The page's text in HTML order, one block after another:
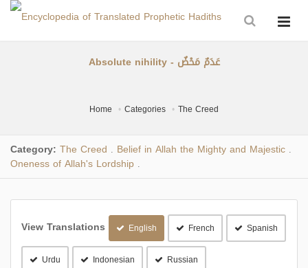
Absolute nihility - عَدَمٌ مَحْضٌ
Home Categories The Creed
Category: The Creed Belief in Allah the Mighty and Majestic
Oneness of Allah's Lordship
View Translations English French Spanish
Urdu Indonesian Russian